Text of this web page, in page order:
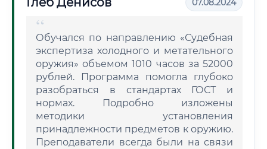
07.08.2024
Обучался по направлению «Судебная
экспертиза холодного и метательного
оружия» объемом 1010 часов за 52000
рублей. Программа помогла глубоко
разобраться в стандартах ГОСТ и
нормах. Подробно изложены
методики установления
принадлежности предметов к оружию.
Преподаватели всегда были на связи